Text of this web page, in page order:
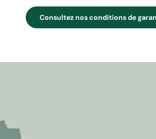
Consultez nos conditions de